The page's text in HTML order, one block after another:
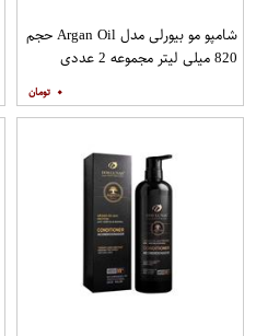
شامپو مو بیورلی مدل Argan Oil حجم
820 میلی لیتر مجموعه 2 عددی
۰